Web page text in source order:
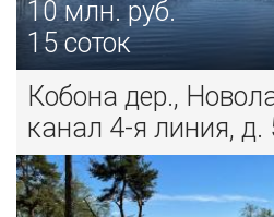
10млн. руб.
15 соток
Кобона дер.,
канал 4-я линия, д.